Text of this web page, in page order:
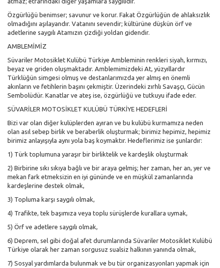
Özgürlüğü benimser; savunur ve korur. Fakat Özgürlüğün de ahlaksızlık
olmadığını aşılayandır. Vatanını sevendir; kültürüne düşkün örf ve
adetlerine saygılı Atamızın çizdiği yoldan gidendir.
AMBLEMİMİZ
Süvariler Motosiklet Kulübü Türkiye Ambleminin renkleri siyah, kırmızı,
beyaz ve griden oluşmaktadır. Amblemimizdeki At, yüzyıllardır
Türklüğün simgesi olmuş ve destanlarımızda yer almış en önemli
akınların ve fetihlerin başını çekmiştir. Üzerindeki zırhlı Savaşçı, Gücün
Sembolüdür. Kanatlar ve ateş ise, özgürlüğü ve tutkuyu ifade eder.
SÜVARİLER MOTOSİKLET KULÜBÜ TÜRKİYE HEDEFLERİ
Bizi var olan diğer kulüplerden ayıran ve bu kulübü kurmamıza neden
olan asıl sebep birlik ve beraberlik oluşturmak; birimiz hepimiz, hepimiz
birimiz anlayışıyla aynı yola baş koymaktır. Hedeflerimiz ise şunlardır:
1) Türk toplumuna yaraşır bir birliktelik ve kardeşlik oluşturmak
2) Birbirine sıkı sıkıya bağlı ve bir araya gelmiş; her zaman, her an, yer ve
mekan fark etmeksizin en iyi gününde ve en müşkül zamanlarında
kardeşlerine destek olmak,
3) Topluma karşı saygılı olmak,
4) Trafikte, tek başımıza veya toplu sürüşlerde kurallara uymak,
5) Örf ve adetlere saygılı olmak,
6) Deprem, sel gibi doğal afet durumlarında Süvariler Motosiklet Kulübü
Türkiye olarak her zaman sorgusuz sualsiz halkının yanında olmak,
7) Sosyal yardımlarda bulunmak ve bu tür organizasyonları yapmak için